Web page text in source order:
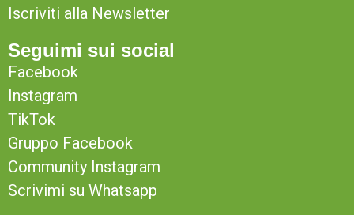
Iscriviti alla Newsletter
Seguimi sui social
Facebook
Instagram
TikTok
Gruppo Facebook
Community Instagram
Scrivimi su Whatsapp